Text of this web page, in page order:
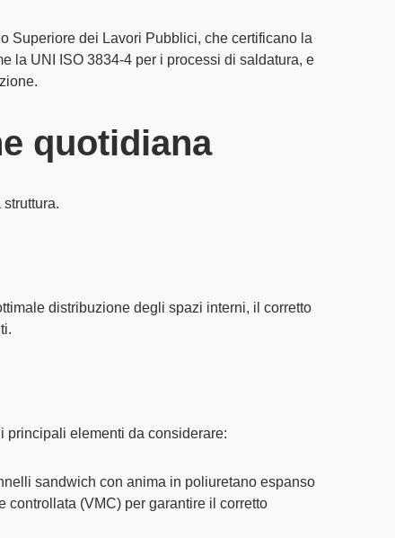
Superiore dei Lavori Pubblici, che certificano la
la UNI ISO 3834-4 per i processi di saldatura, e
quotidiana
distribuzione degli spazi interni, il corretto
principali elementi da considerare:
sandwich con anima in poliuretano espanso
controllata (VMC) per garantire il corretto